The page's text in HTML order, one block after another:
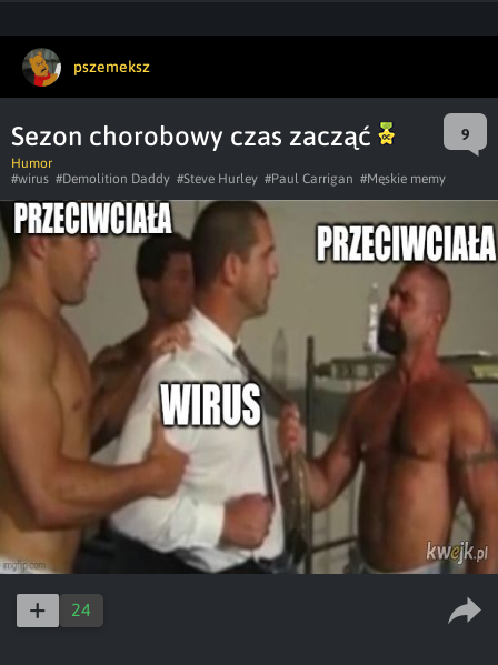
pszemeksz
Sezon chorobowy czas zacząć 9
Humor
#wirus #Demolition Daddy #Steve Hurley #Paul Carrigan #Męskie memy
24